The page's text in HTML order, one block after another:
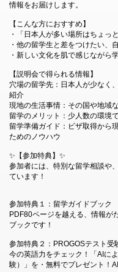
情報をお届けします。
【こんな方におすすめ】
・「日本人が多い場所はちょっ
・他の留学生と差をつけたい、
・新しい文化を肌で感じながら
【説明会で得られる情報】
穴場の留学先：日本人が少なく
紹介
現地の生活事情：その国や地域
留学のメリット：少人数の環境
留学準備ガイド：ビザ取得から
ためのノウハウ
✨【参加特典】✨
参加者には、特別な留学相談や
ています！
参加特典１：留学ガイドブック
PDF80ページを越える、情報が
ブックです！
参加特典２：PROGOSテスト受
今の英語力をチェック！「AIに
験）」を・無料でプレゼント！